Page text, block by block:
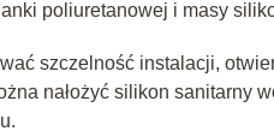
poliuretanowej i masy
szczelność instalacji,
nałożyć silikon sanitarny